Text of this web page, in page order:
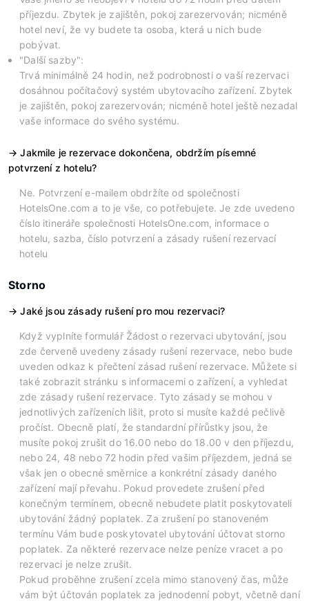
příjezdu. Zbytek je zajištěn, pokoj zarezervován; nicméně
hotel neví, že vy budete ta osoba, která u nich bude
pobývat.
"Další sazby":
Trvá minimálně 24 hodin, než podrobnosti o vaší rezervaci
dosáhnou počítačový systém ubytovacího zařízení. Zbytek
je zajištěn, pokoj zarezervován; nicméně hotel ještě nezadal
vaše informace do svého systému.
Jakmile je rezervace dokončena, obdržím písemné
potvrzení z hotelu?
Ne. Potvrzení e-mailem obdržíte od společnosti
HotelsOne.com a to je vše, co potřebujete. Je zde uvedeno
číslo itineráře společnosti HotelsOne.com, informace o
hotelu, sazba, číslo potvrzení a zásady rušení rezervací
hotelu
Storno
Jaké jsou zásady rušení pro mou rezervaci?
Když vyplníte formulář Žádost o rezervaci ubytování, jsou
zde červeně uvedeny zásady rušení rezervace, nebo bude
uveden odkaz k přečtení zásad rušení rezervace. Můžete si
také zobrazit stránku s informacemi o zařízení, a vyhledat
zde zásady rušení rezervace. Tyto zásady se mohou v
jednotlivých zařízeních lišit, proto si musíte každé pečlivě
pročíst. Obecně platí, že standardní přírůstky jsou, že
musíte pokoj zrušit do 16.00 nebo do 18.00 v den příjezdu,
nebo 24, 48 nebo 72 hodin před vašim příjezdem, jedná se
však jen o obecné směrnice a konkrétní zásady daného
zařízení mají převahu. Pokud provedete zrušení před
konečným termínem, obecně nebudete platit poskytovateli
ubytování žádný poplatek. Za zrušení po stanoveném
termínu Vám bude poskytovatel ubytování účtovat storno
poplatek. Za některé rezervace nelze peníze vracet a po
rezervaci je nelze zrušit.
Pokud proběhne zrušení zcela mimo stanovený čas, může
vám být účtován poplatek za jednodenní pobyt, včetně daní